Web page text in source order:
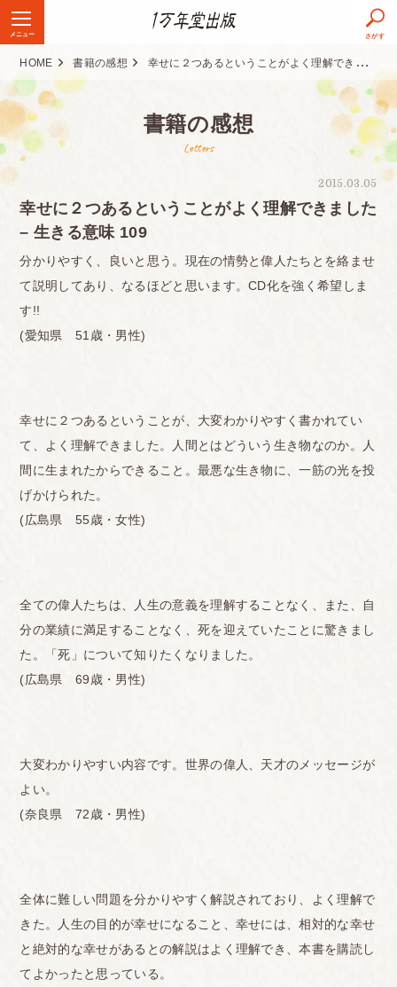
メニュー さがす
HOME 書籍の感想 幸せに２つあるということがよく理解できました – 生きる意味 109
書籍の感想
Letters
2015.03.05
幸せに２つあるということがよく理解できました
– 生きる意味 109
分かりやすく、良いと思う。現在の情勢と偉人たちとを絡ませ
て説明してあり、なるほどと思います。CD化を強く希望しま
す!!
(愛知県 51歳・男性)
幸せに２つあるということが、大変わかりやすく書かれてい
て、よく理解できました。人間とはどういう生き物なのか。人
間に生まれたからできること。最悪な生き物に、一筋の光を投
げかけられた。
(広島県 55歳・女性)
全ての偉人たちは、人生の意義を理解することなく、また、自
分の業績に満足することなく、死を迎えていたことに驚きまし
た。「死」について知りたくなりました。
(広島県 69歳・男性)
大変わかりやすい内容です。世界の偉人、天才のメッセージが
よい。
(奈良県 72歳・男性)
全体に難しい問題を分かりやすく解説されており、よく理解で
きた。人生の目的が幸せになること、幸せには、相対的な幸せ
と絶対的な幸せがあるとの解説はよく理解でき、本書を購読し
てよかったと思っている。